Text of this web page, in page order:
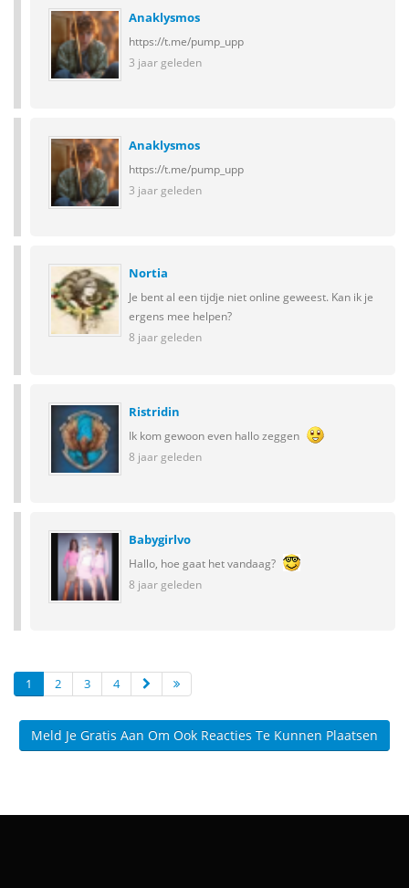
Anaklysmos
https://t.me/pump_upp
3 jaar geleden
Anaklysmos
https://t.me/pump_upp
3 jaar geleden
Nortia
Je bent al een tijdje niet online geweest. Kan ik je
ergens mee helpen?
8 jaar geleden
Ristridin
Ik kom gewoon even hallo zeggen
8 jaar geleden
Babygirlvo
Hallo, hoe gaat het vandaag?
8 jaar geleden
1 2 3 4
Meld Je Gratis Aan Om Ook Reacties Te Kunnen Plaatsen